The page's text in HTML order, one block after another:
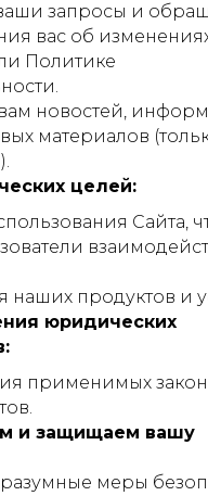
запросы и
вас об
Политике
новостей,
материалов
целей:
Сайта,
наших продуктов и
юридических
применимых
и защищаем вашу
меры